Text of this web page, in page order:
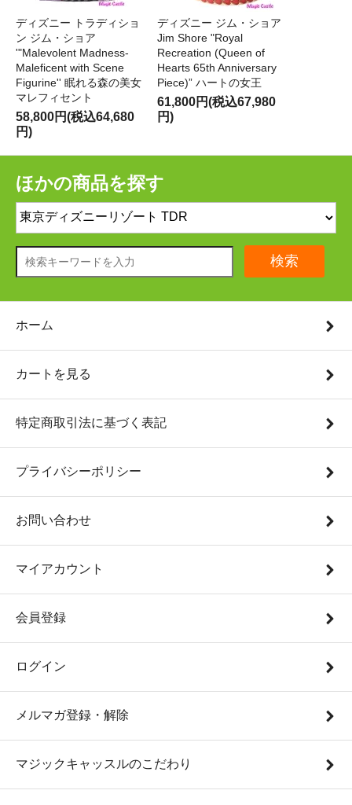
ディズニー トラディショ
ン ジム・ショア
'"Malevolent Madness-
Maleficent with Scene
Figurine'' 眠れる森の美女
マレフィセント
58,800円(税込64,680
円)
ディズニー ジム・ショア
Jim Shore "Royal
Recreation (Queen of
Hearts 65th Anniversary
Piece)” ハートの女王
61,800円(税込67,980
円)
ほかの商品を探す
検索
ホーム
カートを見る
特定商取引法に基づく表記
プライバシーポリシー
お問い合わせ
マイアカウント
会員登録
ログイン
メルマガ登録・解除
マジックキャッスルのこだわり